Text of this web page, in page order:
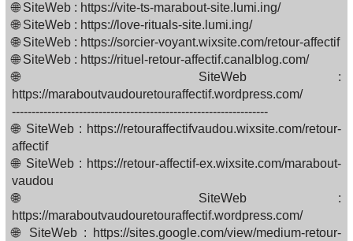
🌐 SiteWeb : https://vite-ts-marabout-site.lumi.ing/
🌐 SiteWeb : https://love-rituals-site.lumi.ing/
🌐 SiteWeb : https://sorcier-voyant.wixsite.com/retour-affectif
🌐 SiteWeb : https://rituel-retour-affectif.canalblog.com/
🌐 SiteWeb :
https://maraboutvaudouretouraffectif.wordpress.com/
-----------------------------------------------------------------
🌐 SiteWeb : https://retouraffectifvaudou.wixsite.com/retour-
affectif
🌐 SiteWeb : https://retour-affectif-ex.wixsite.com/marabout-
vaudou
🌐 SiteWeb :
https://maraboutvaudouretouraffectif.wordpress.com/
🌐 SiteWeb : https://sites.google.com/view/medium-retour-